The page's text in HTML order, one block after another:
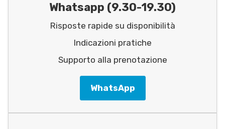
Whatsapp (9.30-19.30)
Risposte rapide su disponibilità
Indicazioni pratiche
Supporto alla prenotazione
WhatsApp